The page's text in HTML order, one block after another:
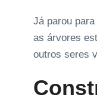
Já parou
as árvores
outros seres